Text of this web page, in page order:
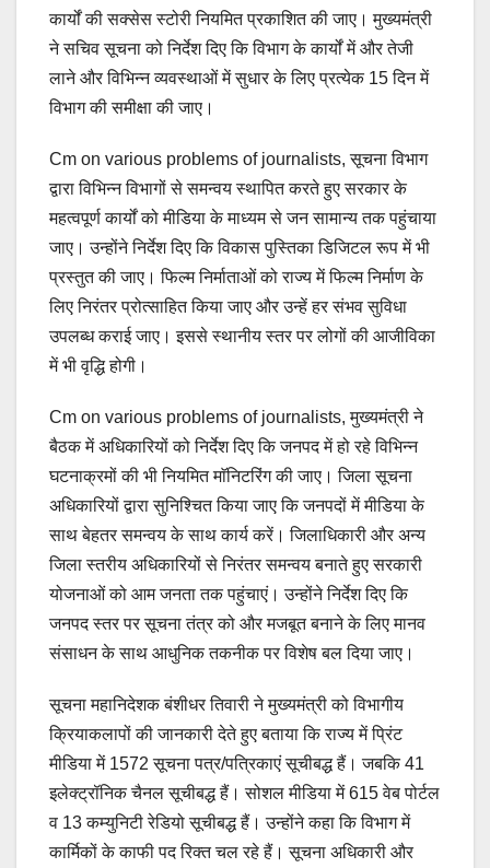
कार्यों की सक्सेस स्टोरी नियमित प्रकाशित की जाए। मुख्यमंत्री
ने सचिव सूचना को निर्देश दिए कि विभाग के कार्यों में और तेजी
लाने और विभिन्न व्यवस्थाओं में सुधार के लिए प्रत्येक 15 दिन में
विभाग की समीक्षा की जाए।
Cm on various problems of journalists, सूचना विभाग
द्वारा विभिन्न विभागों से समन्वय स्थापित करते हुए सरकार के
महत्वपूर्ण कार्यों को मीडिया के माध्यम से जन सामान्य तक पहुंचाया
जाए। उन्होंने निर्देश दिए कि विकास पुस्तिका डिजिटल रूप में भी
प्रस्तुत की जाए। फिल्म निर्माताओं को राज्य में फिल्म निर्माण के
लिए निरंतर प्रोत्साहित किया जाए और उन्हें हर संभव सुविधा
उपलब्ध कराई जाए। इससे स्थानीय स्तर पर लोगों की आजीविका
में भी वृद्धि होगी।
Cm on various problems of journalists, मुख्यमंत्री ने
बैठक में अधिकारियों को निर्देश दिए कि जनपद में हो रहे विभिन्न
घटनाक्रमों की भी नियमित माॅनिटरिंग की जाए। जिला सूचना
अधिकारियों द्वारा सुनिश्चित किया जाए कि जनपदों में मीडिया के
साथ बेहतर समन्वय के साथ कार्य करें। जिलाधिकारी और अन्य
जिला स्तरीय अधिकारियों से निरंतर समन्वय बनाते हुए सरकारी
योजनाओं को आम जनता तक पहुंचाएं। उन्होंने निर्देश दिए कि
जनपद स्तर पर सूचना तंत्र को और मजबूत बनाने के लिए मानव
संसाधन के साथ आधुनिक तकनीक पर विशेष बल दिया जाए।
सूचना महानिदेशक बंशीधर तिवारी ने मुख्यमंत्री को विभागीय
क्रियाकलापों की जानकारी देते हुए बताया कि राज्य में प्रिंट
मीडिया में 1572 सूचना पत्र/पत्रिकाएं सूचीबद्ध हैं। जबकि 41
इलेक्ट्रॉनिक चैनल सूचीबद्ध हैं। सोशल मीडिया में 615 वेब पोर्टल
व 13 कम्युनिटी रेडियो सूचीबद्ध हैं। उन्होंने कहा कि विभाग में
कार्मिकों के काफी पद रिक्त चल रहे हैं। सूचना अधिकारी और